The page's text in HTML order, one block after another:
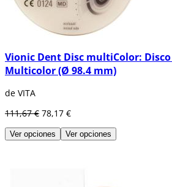
Vionic Dent Disc multiColor: Disco
Multicolor (Ø 98.4 mm)
de VITA
111,67 € 78,17 €
Ver opciones Ver opciones